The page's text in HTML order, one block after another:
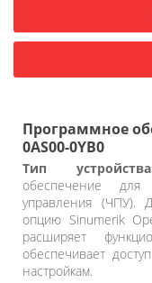
Программное
0AS00-0YB0
Тип
обеспечение для
управления (ЧПУ).
опцию Sinumerik
расширяет
обеспечивает
настройкам.